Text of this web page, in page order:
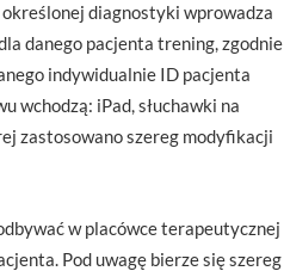
diagnostyki wprowadza
danego pacjenta trening, zgodnie
indywidualnie ID pacjenta
wchodzą: iPad, słuchawki na
zastosowano szereg modyfikacji
w placówce terapeutycznej
Pod uwagę bierze się szereg